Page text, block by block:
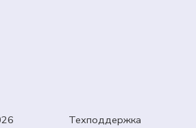
2026 Техподдержка